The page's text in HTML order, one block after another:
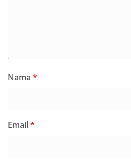
Nama *
Email*